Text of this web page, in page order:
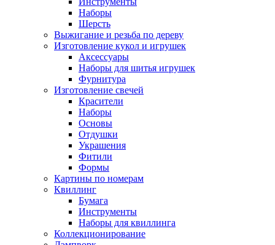
Наборы
Шерсть
Выжигание и резьба по дереву
Изготовление кукол и игрушек
Аксессуары
Наборы для шитья игрушек
Фурнитура
Изготовление свечей
Красители
Наборы
Основы
Отдушки
Украшения
Фитили
Формы
Картины по номерам
Квиллинг
Бумага
Инструменты
Наборы для квиллинга
Коллекционирование